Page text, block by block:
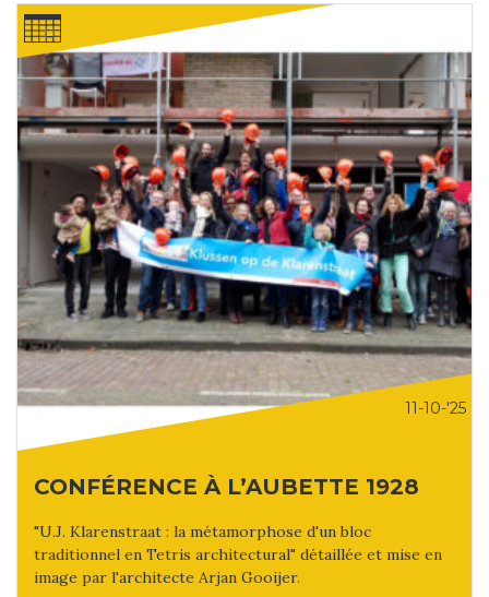
11-10-'25
CONFÉRENCE À L’AUBETTE 1928
"U.J. Klarenstraat : la métamorphose d'un bloc
traditionnel en Tetris architectural" détaillée et mise en
image par l'architecte Arjan Gooijer.